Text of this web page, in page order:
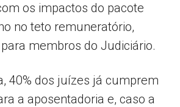
os impactos do pacote
no teto remuneratório,
membros do Judiciário.
40% dos juízes já cumprem
a aposentadoria e, caso a